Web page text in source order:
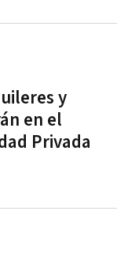
y
en el
Privada